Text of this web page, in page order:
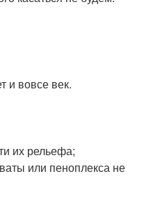
и вовсе век.
их рельефа;
или пеноплекса не